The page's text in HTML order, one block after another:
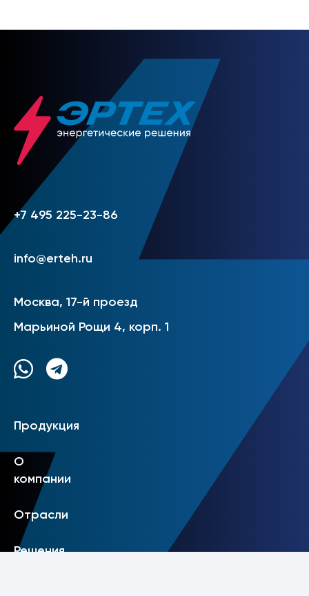
+7 495 225-23-86
info@erteh.ru
Москва, 17-й проезд
Марьиной Рощи 4, корп. 1
Продукция
О
компании
Отрасли
Решения